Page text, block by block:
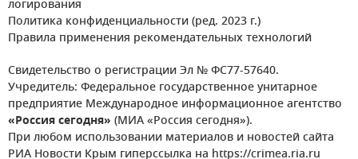
логирования
Политика конфиденциальности (ред. 2023 г.)
Правила применения рекомендательных технологий
Свидетельство о регистрации Эл № ФС77-57640.
Учредитель: Федеральное государственное унитарное
предприятие Международное информационное агентство
«Россия сегодня» (МИА «Россия сегодня»).
При любом использовании материалов и новостей сайта
РИА Новости Крым гиперссылка на https://crimea.ria.ru